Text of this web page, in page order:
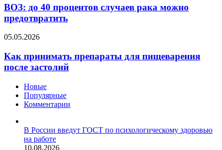
пользы,
но
и
могут
проблему.
40
процентов
случаев
можно
ВОЗ: до 40 процентов случаев рака можно
предотвратить
Как
препараты
для
пищеварения
застолий
05.05.2026
Как принимать препараты для пищеварения
после застолий
Новые
Популярные
Комментарии
В России введут ГОСТ по психологическому здоровью
на работе
10.08.2026